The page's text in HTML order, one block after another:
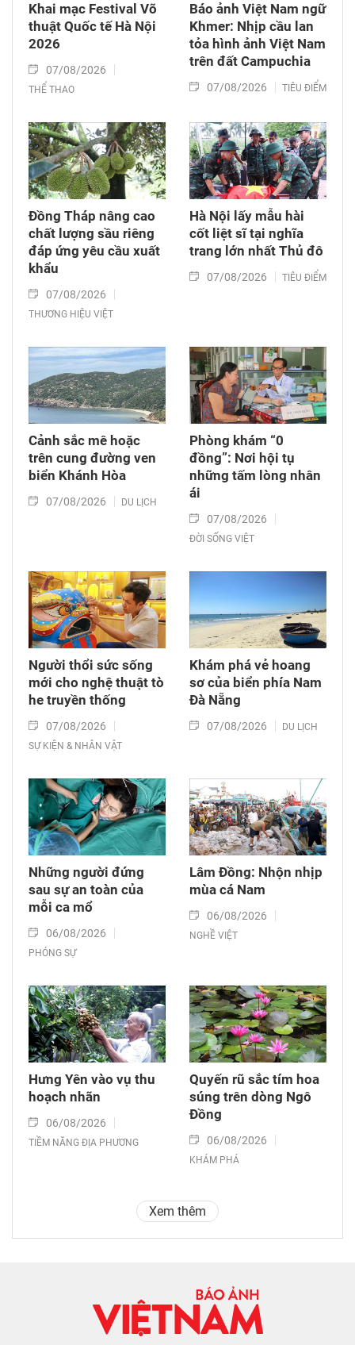
Khai mạc Festival Võ
thuật Quốc tế Hà Nội
2026
07/08/2026
THỂ THAO
Báo ảnh Việt Nam ngữ
Khmer: Nhịp cầu lan
tỏa hình ảnh Việt Nam
trên đất Campuchia
07/08/2026 TIÊU ĐIỂM
Đồng Tháp nâng cao
chất lượng sầu riêng
đáp ứng yêu cầu xuất
khẩu
07/08/2026
THƯƠNG HIỆU VIỆT
Hà Nội lấy mẫu hài
cốt liệt sĩ tại nghĩa
trang lớn nhất Thủ đô
07/08/2026 TIÊU ĐIỂM
Cảnh sắc mê hoặc
trên cung đường ven
biển Khánh Hòa
07/08/2026 DU LỊCH
Phòng khám “0
đồng”: Nơi hội tụ
những tấm lòng nhân
ái
07/08/2026
ĐỜI SỐNG VIỆT
Người thổi sức sống
mới cho nghệ thuật tò
he truyền thống
07/08/2026
SỰ KIỆN & NHÂN VẬT
Khám phá vẻ hoang
sơ của biển phía Nam
Đà Nẵng
07/08/2026 DU LỊCH
Những người đứng
sau sự an toàn của
mỗi ca mổ
06/08/2026
PHÓNG SỰ
Lâm Đồng: Nhộn nhịp
mùa cá Nam
06/08/2026
NGHỀ VIỆT
Hưng Yên vào vụ thu
hoạch nhãn
06/08/2026
TIỀM NĂNG ĐỊA PHƯƠNG
Quyến rũ sắc tím hoa
súng trên dòng Ngô
Đồng
06/08/2026
KHÁM PHÁ
Xem thêm